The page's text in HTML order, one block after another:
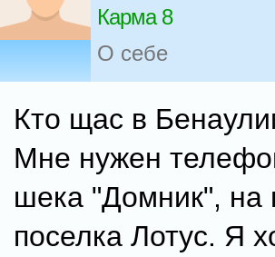
Карма 8
О себе
Кто щас в
Мне нужен
шека "Домник", на
поселка Лотус. Я